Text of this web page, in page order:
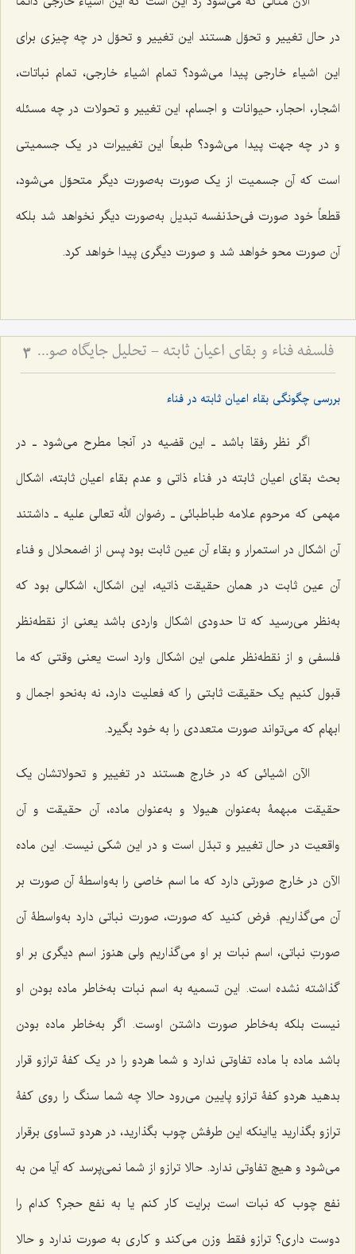
در حال تغییر و تحوّل هستند این تغییر و تحوّل در چه چیزى براى
این اشیاء خارجى پیدا مى‌شود؟ تمام اشیاء خارجی، تمام نباتات،
اشجار، احجار، حیوانات و اجسام، این تغییر و تحولات در چه مسئله
و در چه جهت پیدا مى‌شود؟ طبعاً این تغییرات در یک جسمیتى
است که آن جسمیت از یک صورت به‌صورت دیگر متحوّل مى‌شود،
قطعاً خود صورت فى‌حدّنفسه تبدیل به‌صورت دیگر نخواهد شد بلکه
آن صورت محو خواهد شد و صورت دیگرى پیدا خواهد کرد.
فلسفه فناء و بقای اعیان ثابته - تحلیل جایگاه صورت نوعیه در سیر تکاملی انسان 3
بررسی چگونگی بقاء اعیان ثابته در فناء
اگر نظر رفقا باشد ـ این قضیه در آنجا مطرح مى‌شود ـ در
بحث بقاى اعیان ثابته در فناء ذاتى و عدم بقاء اعیان ثابته، اشکال
مهمى ‌که مرحوم علامه طباطبائى ـ رضوان الله تعالی علیه ـ داشتند
آن اشکال در استمرار و بقاء آن عین ثابت بود پس از اضمحلال و فناء
آن عین ثابت در همان حقیقت ذاتیه، این اشکال، اشکالى بود که
به‌نظر مى‌رسید که تا حدودى اشکال واردى باشد یعنى از نقطه‌نظر
فلسفى و از نقطه‌نظر علمى این اشکال وارد است یعنى وقتى که ما
قبول کنیم یک حقیقت ثابتى را که فعلیت دارد، نه به‌نحو اجمال و
ابهام که مى‌تواند صورت متعددى را به خود بگیرد.
الآن اشیائى که در خارج هستند در تغییر و تحولاتشان یک
حقیقت مبهمۀ به‌عنوان هیولا و به‌عنوان ماده، آن حقیقت و آن
واقعیت در حال تغییر و تبدّل است‌ و در این شکى نیست. این ماده
الآن در خارج صورتى دارد که ما اسم خاصى را به‌واسطۀ آن صورت بر
آن مى‌گذاریم. فرض کنید که صورت، صورت نباتى دارد به‌واسطۀ آن
صورتِ نباتى، اسم نبات بر او مى‌گذاریم ولى هنوز اسم دیگرى بر او
گذاشته نشده است. این تسمیه به اسم نبات به‌خاطر ماده بودن او
نیست بلکه به‌خاطر صورت داشتن اوست. اگر به‌خاطر ماده بودن
باشد ماده با ماده تفاوتى ندارد و شما هردو را در یک کفۀ ترازو قرار
بدهید هردو کفۀ ترازو پایین می‌رود حالا چه شما سنگ را روى کفۀ
ترازو بگذارید یااینکه این طرفش چوب بگذارید، در هردو تساوى برقرار
مى‌شود و هیچ تفاوتى ندارد. حالا ترازو از شما نمى‌پرسد که آیا من به
نفع چوب که نبات است برایت کار کنم یا به نفع حجر؟ کدام را
دوست داری؟ ترازو فقط وزن مى‌کند و کارى به ‌صورت ندارد و حالا